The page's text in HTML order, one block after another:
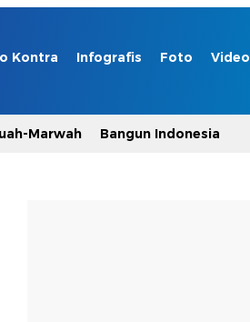
Kontra Infografis Foto Video
Marwah Bangun Indonesia